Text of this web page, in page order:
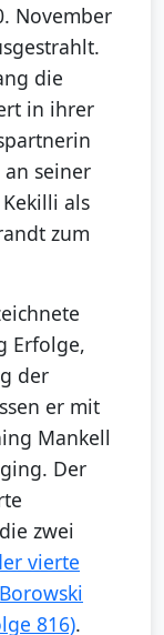
November
die
in ihrer
an seiner
als
zum
Erfolge,
der
er mit
Mankell
Der
zwei
vierte
816).